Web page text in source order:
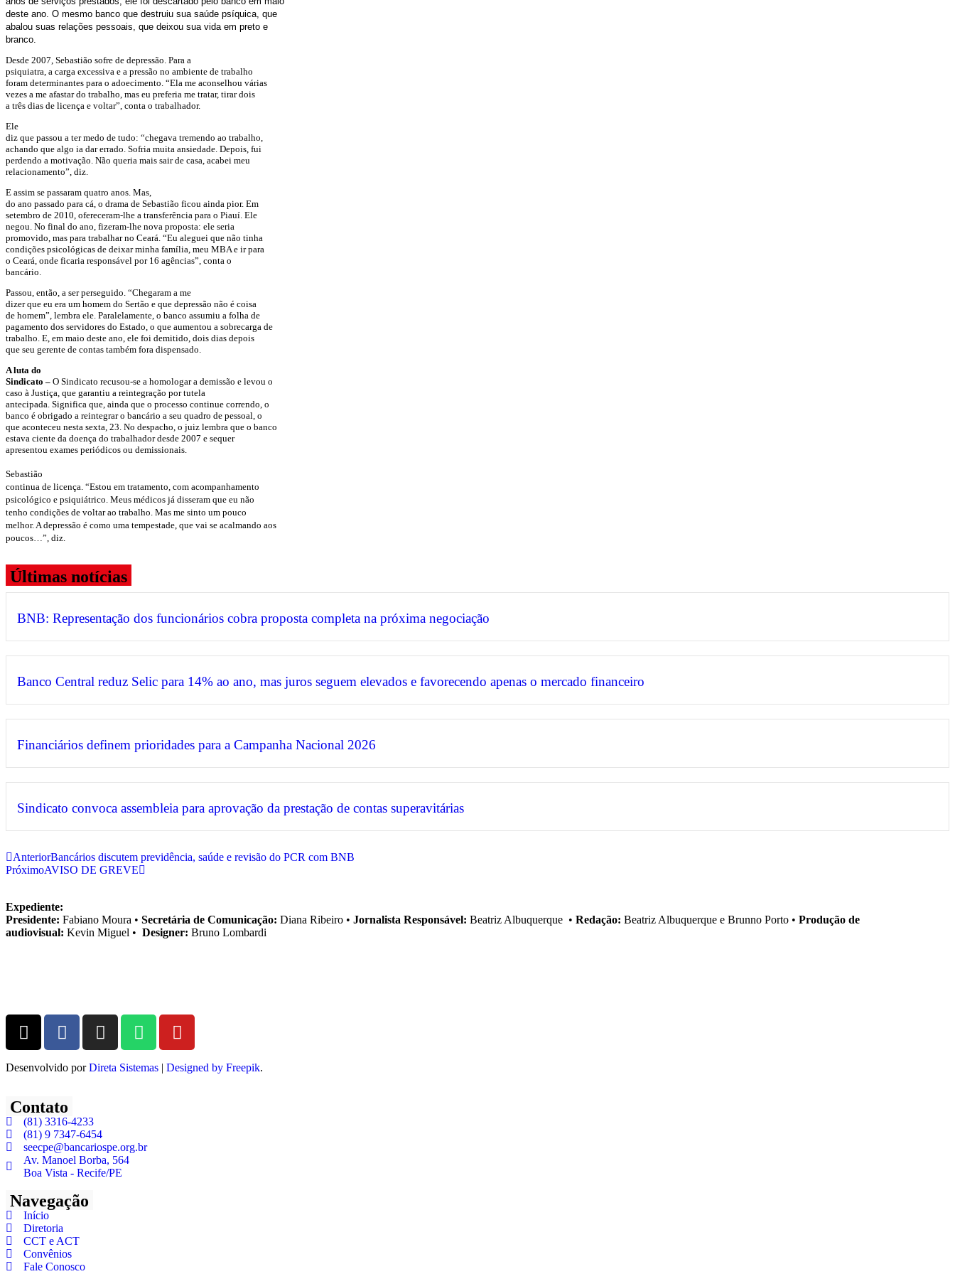
deste ano. O mesmo banco que destruiu sua saúde psíquica, que
abalou suas relações pessoais, que deixou sua vida em preto e
branco.
Desde 2007, Sebastião sofre de depressão. Para a
psiquiatra, a carga excessiva e a pressão no ambiente de trabalho
foram determinantes para o adoecimento. “Ela me aconselhou várias
vezes a me afastar do trabalho, mas eu preferia me tratar, tirar dois
a três dias de licença e voltar”, conta o trabalhador.
Ele
diz que passou a ter medo de tudo: “chegava tremendo ao trabalho,
achando que algo ia dar errado. Sofria muita ansiedade. Depois, fui
perdendo a motivação. Não queria mais sair de casa, acabei meu
relacionamento”, diz.
E assim se passaram quatro anos. Mas,
do ano passado para cá, o drama de Sebastião ficou ainda pior. Em
setembro de 2010, ofereceram-lhe a transferência para o Piauí. Ele
negou. No final do ano, fizeram-lhe nova proposta: ele seria
promovido, mas para trabalhar no Ceará. “Eu aleguei que não tinha
condições psicológicas de deixar minha família, meu MBA e ir para
o Ceará, onde ficaria responsável por 16 agências”, conta o
bancário.
Passou, então, a ser perseguido. “Chegaram a me
dizer que eu era um homem do Sertão e que depressão não é coisa
de homem”, lembra ele. Paralelamente, o banco assumiu a folha de
pagamento dos servidores do Estado, o que aumentou a sobrecarga de
trabalho. E, em maio deste ano, ele foi demitido, dois dias depois
que seu gerente de contas também fora dispensado.
A luta do
Sindicato – O Sindicato recusou-se a homologar a demissão e levou o
caso à Justiça, que garantiu a reintegração por tutela
antecipada. Significa que, ainda que o processo continue correndo, o
banco é obrigado a reintegrar o bancário a seu quadro de pessoal, o
que aconteceu nesta sexta, 23. No despacho, o juiz lembra que o banco
estava ciente da doença do trabalhador desde 2007 e sequer
apresentou exames periódicos ou demissionais.
Sebastião
continua de licença. “Estou em tratamento, com acompanhamento
psicológico e psiquiátrico. Meus médicos já disseram que eu não
tenho condições de voltar ao trabalho. Mas me sinto um pouco
melhor. A depressão é como uma tempestade, que vai se acalmando aos
poucos…”, diz.
Últimas notícias
BNB: Representação dos funcionários cobra proposta completa na próxima negociação
Banco Central reduz Selic para 14% ao ano, mas juros seguem elevados e favorecendo apenas o mercado financeiro
Financiários definem prioridades para a Campanha Nacional 2026
Sindicato convoca assembleia para aprovação da prestação de contas superavitárias
AnteriorBancários discutem previdência, saúde e revisão do PCR com BNB
PróximoAVISO DE GREVE
Expediente:
Presidente: Fabiano Moura • Secretária de Comunicação: Diana Ribeiro • Jornalista Responsável: Beatriz Albuquerque • Redação: Beatriz Albuquerque e Brunno Porto • Produção de
audiovisual: Kevin Miguel • Designer: Bruno Lombardi
Desenvolvido porDireta Sistemas | Designed by Freepik.
Contato
(81) 3316-4233
(81) 9 7347-6454
seecpe@bancariospe.org.br
Av. Manoel Borba, 564
Boa Vista - Recife/PE
Navegação
Início
Diretoria
CCT e ACT
Convênios
Fale Conosco